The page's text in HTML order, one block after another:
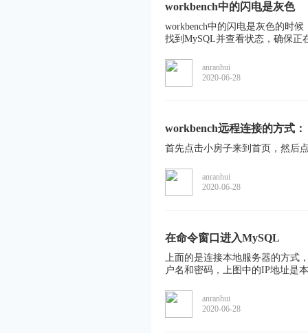
workbench中的闪电是灰色
workbench中的闪电是灰色的时
找到MySQL并查看状态，确保正
anranhui
2020-06-28
workbench​远程连接的方式：
首先点击小房子来到首页，然后
anranhui
2020-06-28
在命令窗口进入MySQL
上面的是连接本地服务器的方式
户名和密码，上图中的IP地址是
anranhui
2020-06-28